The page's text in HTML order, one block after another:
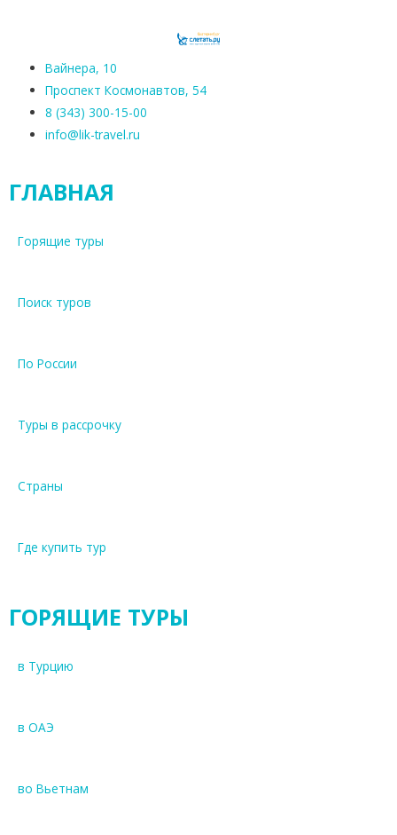
Вайнера, 10
Проспект Космонавтов, 54
8 (343) 300-15-00
info@lik-travel.ru
ГЛАВНАЯ
Горящие туры
Поиск туров
По России
Туры в рассрочку
Страны
Где купить тур
ГОРЯЩИЕ ТУРЫ
в Турцию
в ОАЭ
во Вьетнам